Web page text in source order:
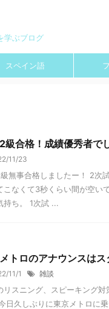
学ぶブログ
スペイン語
級合格！成績優秀者で
11/23
無事合格しましたー！ 2次
こなくて3秒くらい間が空い
持ち。 1次試 ...
トロのアナウンスは
11/1 雑談
リスニング、スピーキング
日久しぶりに東京メトロに